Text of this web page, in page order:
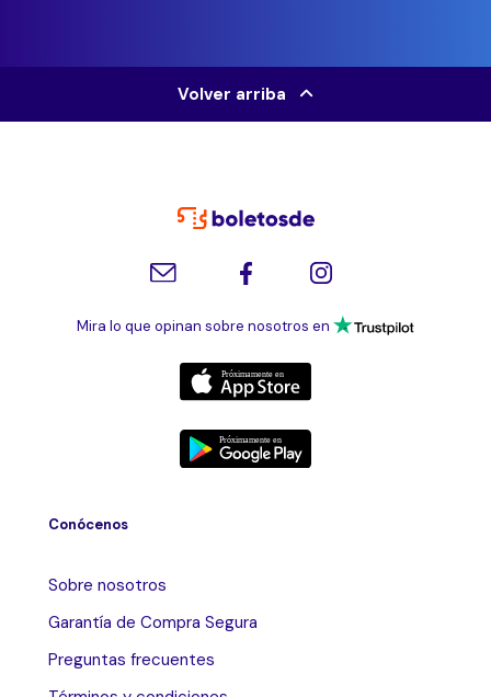
Volver arriba
Mira lo que opinan sobre nosotros en
Conócenos
Sobre nosotros
Garantía de Compra Segura
Preguntas frecuentes